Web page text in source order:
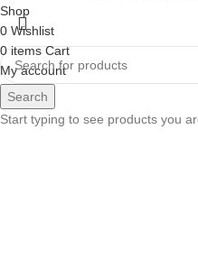
Search
Start typing to see products you
Shop
0 Wishlist
0items Cart
My account